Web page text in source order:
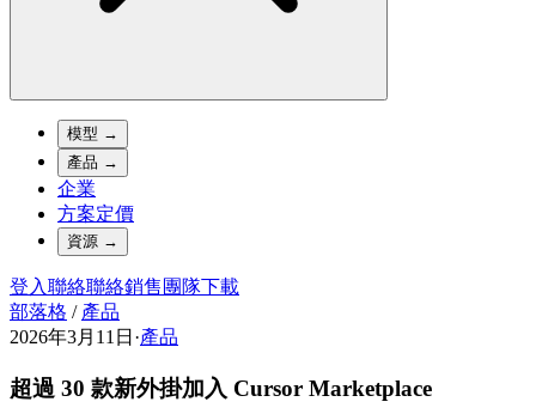
模型 →
產品 →
企業
方案定價
資源 →
登入聯絡聯絡銷售團隊下載
部落格 / 產品
2026年3月11日 ·產品
超過 30 款新外掛加入 Cursor Marketplace